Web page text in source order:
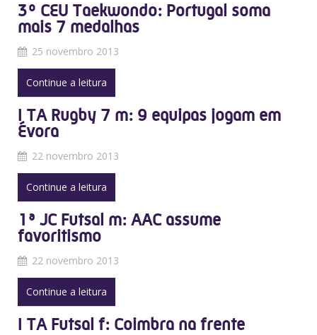
3º CEU Taekwondo: Portugal soma
mais 7 medalhas
25 novembro 2013
Continue a leitura
I TA Rugby 7 m: 9 equipas jogam em
Évora
22 novembro 2013
Continue a leitura
1ª JC Futsal m: AAC assume
favoritismo
22 novembro 2013
Continue a leitura
I TA Futsal f: Coimbra na frente